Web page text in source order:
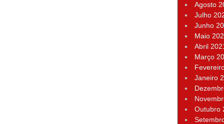
Agosto
Julho
Junho
Maio
Abril
Março
Janeiro
Outubro